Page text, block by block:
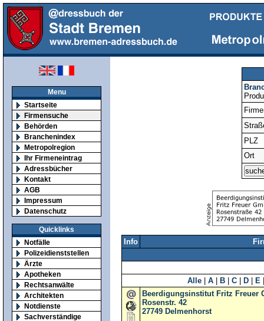
Menu
Startseite
Firmensuche
Behörden
Branchenindex
Metropolregion
Ihr Firmeneintrag
Adressbücher
Kontakt
AGB
Impressum
Datenschutz
Quicklinks
Notfälle
Polizeidienststellen
Ärzte
Apotheken
Rechtsanwälte
Architekten
Notdienste
Sachverständige
PLZ
Ort
Info
Alle A B C D E
Beerdigungsinstitut Fritz Freuer
Rosenstr. 42
27749 Delmenhorst